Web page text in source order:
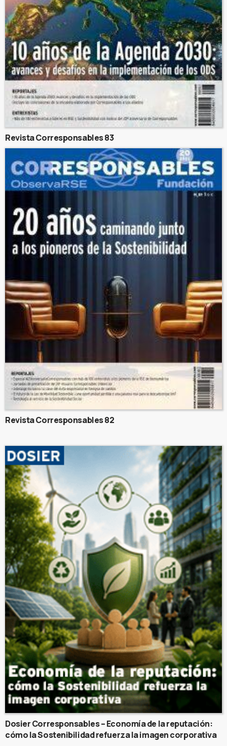
Revista Corresponsables 83
Revista Corresponsables 82
Dosier Corresponsables – Economía de la reputación:
cómo la Sostenibilidad refuerza la imagen corporativa